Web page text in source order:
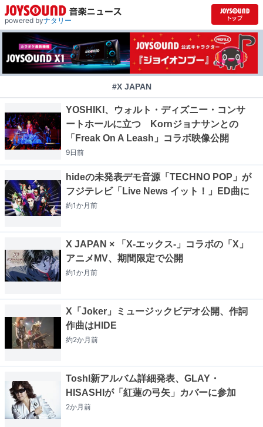
powered byナタリー
#X JAPAN
YOSHIKI、ウォルト・ディズニー・コンサ
ートホールに立つ Kornジョナサンとの
「Freak On A Leash」コラボ映像公開
9日前
hideの未発表デモ音源「TECHNO POP」が
フジテレビ「Live News イット！」ED曲に
約1か月前
X JAPAN × 「X-エックス-」コラボの「X」
アニメMV、期間限定で公開
約1か月前
X「Joker」ミュージックビデオ公開、作詞
作曲はHIDE
約2か月前
Toshl新アルバム詳細発表、GLAY・
HISASHIが「紅蓮の弓矢」カバーに参加
2か月前